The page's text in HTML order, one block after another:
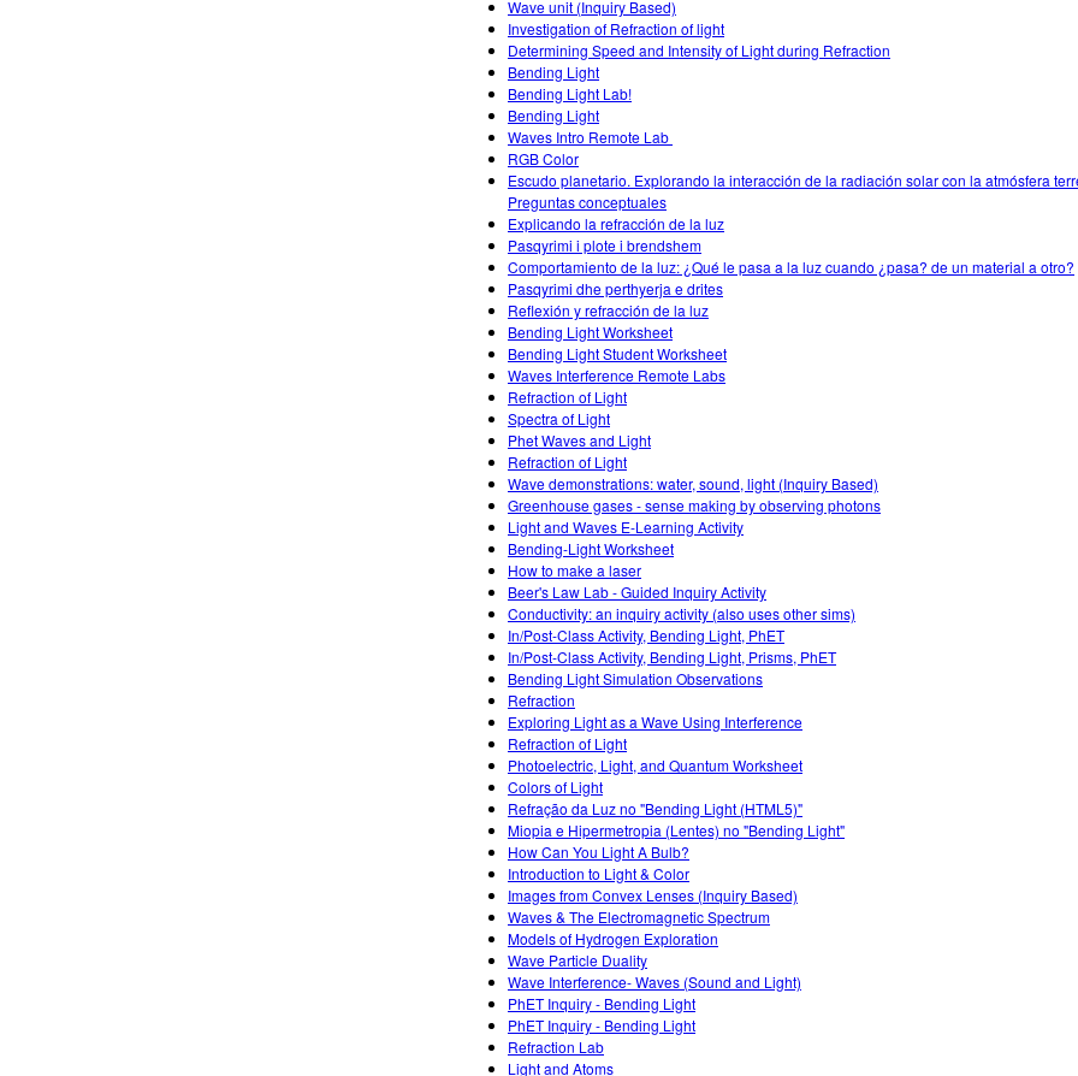
Wave unit (Inquiry Based)
Investigation of Refraction of light
Determining Speed and Intensity of Light during Refraction
Bending Light
Bending Light Lab!
Bending Light
Waves Intro‌ Remote Lab ‌
RGB Color
Escudo planetario. Explorando la interacción de la radiación solar con la atmósfera
Preguntas conceptuales
Explicando la refracción de la luz
Pasqyrimi i plote i brendshem
Comportamiento de la luz: ¿Qué le pasa a la luz cuando ¿pasa? de un material a otro?
Pasqyrimi dhe perthyerja e drites
Reflexión y refracción de la luz
Bending Light Worksheet
Bending Light Student Worksheet
Waves Interference Remote Labs
Refraction of Light
Spectra of Light
Phet Waves and Light
Refraction of Light
Wave demonstrations: water, sound, light (Inquiry Based)
Greenhouse gases - sense making by observing photons
Light and Waves E-Learning Activity
Bending-Light Worksheet
How to make a laser
Beer's Law Lab - Guided Inquiry Activity
Conductivity: an inquiry activity (also uses other sims)
In/Post-Class Activity, Bending Light, PhET
In/Post-Class Activity, Bending Light, Prisms, PhET
Bending Light Simulation Observations
Refraction
Exploring Light as a Wave Using Interference
Refraction of Light
Photoelectric, Light, and Quantum Worksheet
Colors of Light
Refração da Luz no "Bending Light (HTML5)"
Miopia e Hipermetropia (Lentes) no "Bending Light"
How Can You Light A Bulb?
Introduction to Light & Color
Images from Convex Lenses (Inquiry Based)
Waves & The Electromagnetic Spectrum
Models of Hydrogen Exploration
Wave Particle Duality
Wave Interference- Waves (Sound and Light)
PhET Inquiry - Bending Light
PhET Inquiry - Bending Light
Refraction Lab
Light and Atoms